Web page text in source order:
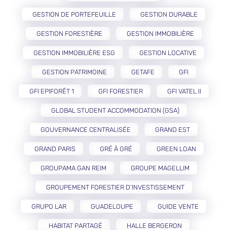
GESTION DE PORTEFEUILLE GESTION DURABLE
GESTION FORESTIÈRE GESTION IMMOBILIÈRE
GESTION IMMOBILIÈRE ESG GESTION LOCATIVE
GESTION PATRIMOINE GETAFE GFI
GFI EPIFORÊT 1 GFI FORESTIER GFI VATEL II
GLOBAL STUDENT ACCOMMODATION (GSA)
GOUVERNANCE CENTRALISÉE GRAND EST
GRAND PARIS GRÉ À GRÉ GREEN LOAN
GROUPAMA GAN REIM GROUPE MAGELLIM
GROUPEMENT FORESTIER D’INVESTISSEMENT
GRUPO LAR GUADELOUPE GUIDE VENTE
HABITAT PARTAGÉ HALLE BERGERON